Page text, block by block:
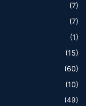
(7)
(7)
(1)
(15)
(60)
(10)
(49)